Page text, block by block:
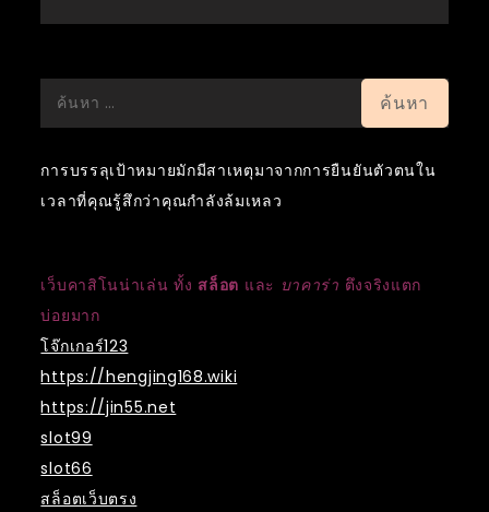
ค้นหา
สำหรับ:
การบรรลุเป้าหมายมักมีสาเหตุมาจากการยืนยันตัวตนใน
เวลาที่คุณรู้สึกว่าคุณกำลังล้มเหลว
เว็บคาสิโนน่าเล่น ทั้ง สล็อต และ บาคาร่า ตึงจริงแตก
บ่อยมาก
โจ๊กเกอร์123
https://hengjing168.wiki
https://jin55.net
slot99
slot66
สล็อตเว็บตรง